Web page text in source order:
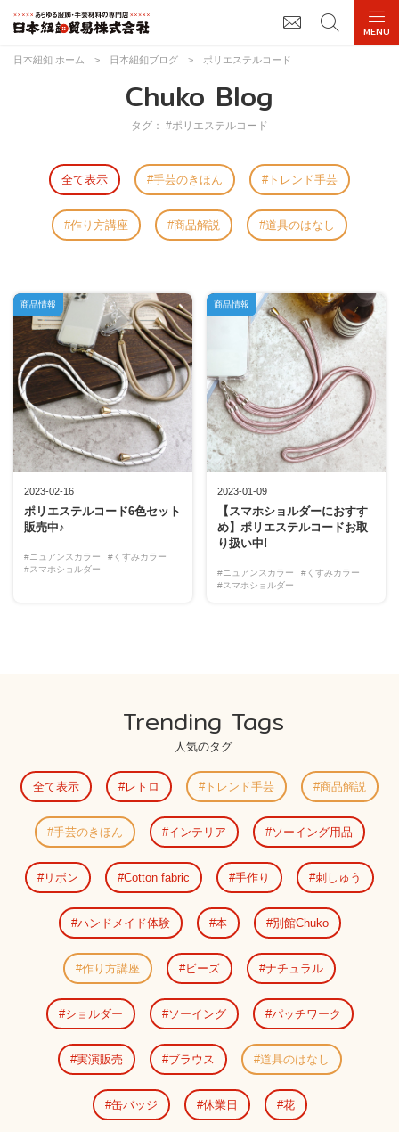
日本紐釦 ホーム > 日本紐釦ブログ > ポリエステルコード
Chuko Blog
タグ： #ポリエステルコード
全て表示 手芸のきほん トレンド手芸
作り方講座 商品解説 道具のはなし
2023-02-16
ポリエステルコード6色セット
販売中♪
#ニュアンスカラー
#くすみカラー
#スマホショルダー
商品情報
2023-01-09
【スマホショルダーにおすす
め】ポリエステルコードお取
り扱い中!
#ニュアンスカラー
#くすみカラー
#スマホショルダー
商品情報
Trending Tags
人気のタグ
全て表示 レトロ トレンド手芸 商品解説
手芸のきほん インテリア ソーイング用品
リボン Cotton fabric 手作り 刺しゅう
ハンドメイド体験 本 別館Chuko
作り方講座 ビーズ ナチュラル
ショルダー ソーイング パッチワーク
実演販売 ブラウス 道具のはなし
缶バッジ 休業日 花